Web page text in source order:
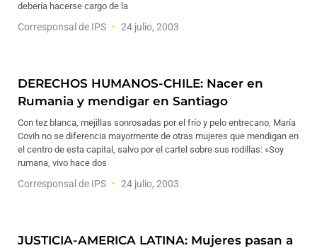
debería hacerse cargo de la
Corresponsal de IPS 24 julio, 2003
DERECHOS HUMANOS-CHILE: Nacer en
Rumania y mendigar en Santiago
Con tez blanca, mejillas sonrosadas por el frío y pelo entrecano, María
Covih no se diferencia mayormente de otras mujeres que mendigan en
el centro de esta capital, salvo por el cartel sobre sus rodillas: «Soy
rumana, vivo hace dos
Corresponsal de IPS 24 julio, 2003
JUSTICIA-AMERICA LATINA: Mujeres pasan a